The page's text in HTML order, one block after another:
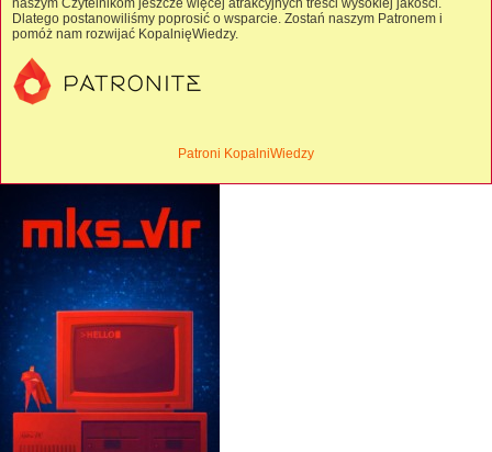
naszym Czytelnikom jeszcze więcej atrakcyjnych treści wysokiej jakości.
Dlatego postanowiliśmy poprosić o wsparcie. Zostań naszym Patronem i
pomóż nam rozwijać KopalnięWiedzy.
Patroni KopalniWiedzy